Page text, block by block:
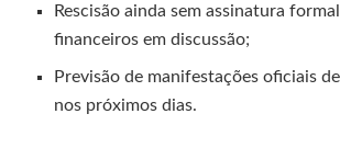
Rescisão ainda sem assinatura
financeiros em discussão;
Previsão de manifestações oficiais
nos próximos dias.